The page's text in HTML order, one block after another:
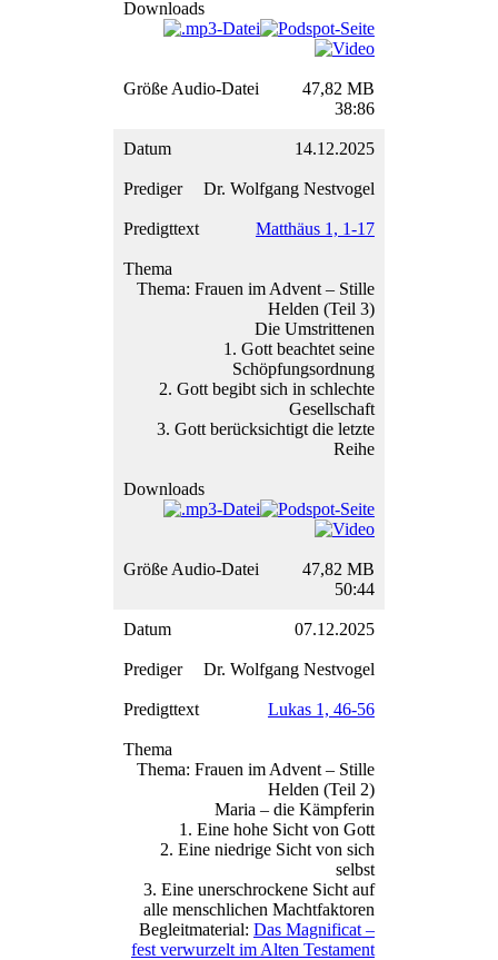
47,82 MB
38:86
14.12.2025
Dr. Wolfgang Nestvogel
Matthäus 1, 1-17
Thema: Frauen im Advent – Stille
Helden (Teil 3)
Die Umstrittenen
1. Gott beachtet seine
Schöpfungsordnung
2. Gott begibt sich in schlechte
Gesellschaft
3. Gott berücksichtigt die letzte
Reihe
47,82 MB
50:44
07.12.2025
Dr. Wolfgang Nestvogel
Lukas 1, 46-56
Thema: Frauen im Advent – Stille
Helden (Teil 2)
Maria – die Kämpferin
1. Eine hohe Sicht von Gott
2. Eine niedrige Sicht von sich
selbst
3. Eine unerschrockene Sicht auf
alle menschlichen Machtfaktoren
Begleitmaterial: Das Magnificat –
fest verwurzelt im Alten Testament